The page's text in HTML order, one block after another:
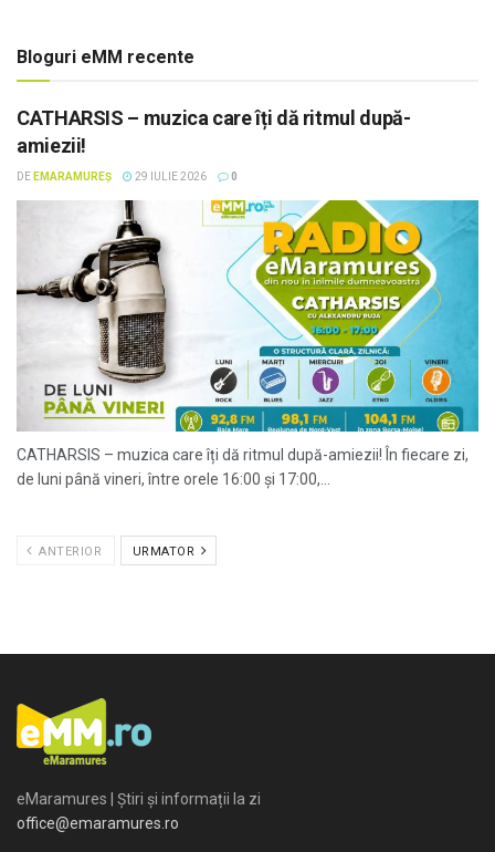
Bloguri eMM recente
CATHARSIS – muzica care îți dă ritmul după-
amiezii!
DE EMARAMUREȘ 29 IULIE 2026 0
CATHARSIS – muzica care îți dă ritmul după-amiezii! În fiecare zi,
de luni până vineri, între orele 16:00 și 17:00,...
ANTERIOR URMATOR
eMaramures | Știri și informații la zi
office@emaramures.ro